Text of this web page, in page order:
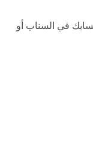
في السناب أو